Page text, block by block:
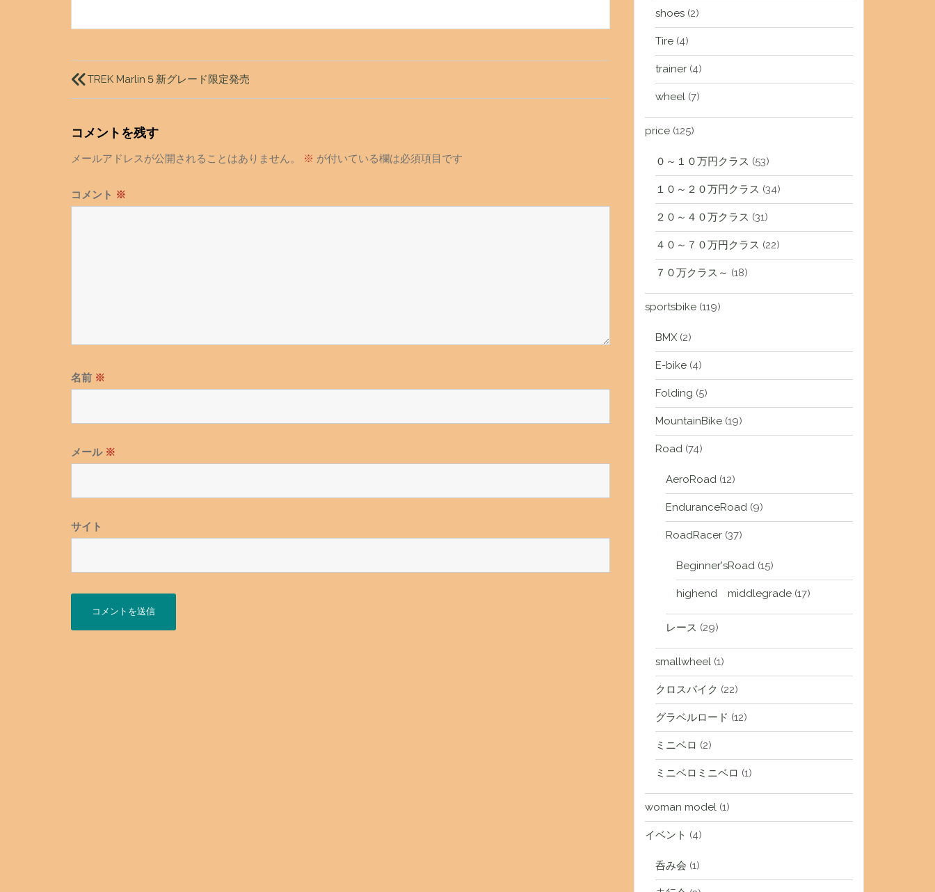
投
稿
ナ
ビ
ー
シ
ョ
TREK Marlin５新グレード限定発売
コメントを残す
メールアドレスが公開されることはありません。 ※ が付いている欄は必須項目です
コメント ※
名前 ※
メール ※
サイト
shoes (2)
Tire (4)
trainer (4)
wheel (7)
price (125)
０～１０万円クラス (53)
１０～２０万円クラス (34)
２０～４０万クラス (31)
４０～７０万円クラス (22)
７０万クラス～ (18)
sportsbike (119)
BMX (2)
E-bike (4)
Folding (5)
MountainBike (19)
Road (74)
AeroRoad (12)
EnduranceRoad (9)
RoadRacer (37)
Beginner'sRoad (15)
highend middlegrade (17)
レース (29)
smallwheel (1)
クロスバイク (22)
グラベルロード (12)
ミニベロ (2)
ミニベロミニベロ (1)
woman model (1)
イベント (4)
呑み会 (1)